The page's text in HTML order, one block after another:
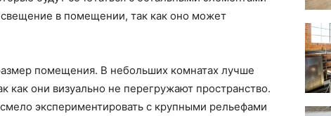
в помещении, так как оно может
помещения. В небольших комнатах лучше
как они визуально не перегружают пространство.
экспериментировать с крупными рельефами